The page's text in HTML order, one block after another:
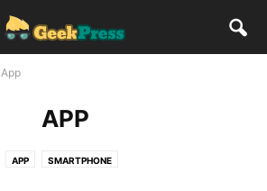
App
APP
APP SMARTPHONE